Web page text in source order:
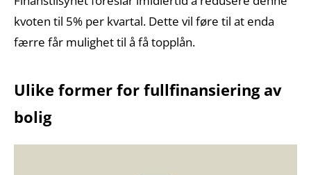
kvoten til 5% per kvartal. Dette vil føre til at enda
færre får mulighet til å få topplån.
Ulike former for fullfinansiering av
bolig